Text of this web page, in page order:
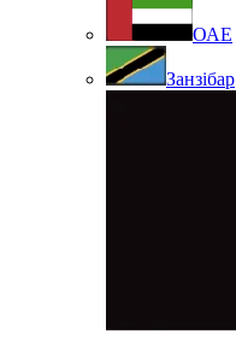
ОАЕ
Занзібар